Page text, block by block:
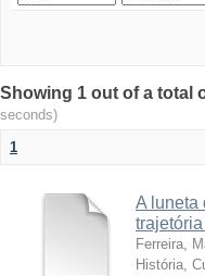
Showing 1 out of a total
seconds)
1
A luneta
Ferreira,
História,